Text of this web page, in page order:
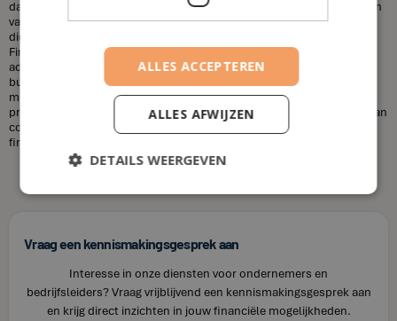
dat financieel adviseurs duur zijn. Dit is niet altijd het geval. De kosten
van een financieel adviseur kunnen variëren, afhankelijk van de
diensten die u nodig heeft en uw financiële situatie. Bij House of
Finance bieden wij betaalbare tarieven voor onze financiële
adviesdiensten, zodat u uw financiën kunt optimaliseren zonder uw
budget te overschrijden. Kortom, laat u niet misleiden door de
misvattingen over financieel adviseurs. Als u op zoek bent naar
professioneel en betrouwbaar financieel advies in Bissegem, neem dan
contact op met House of Finance. Wij staan klaar om u te helpen uw
financiële doelen te bereiken.
Vraag een kennismakingsgesprek aan
Interesse in onze diensten voor ondernemers en
bedrijfsleiders? Vraag vrijblijvend een kennismakingsgesprek aan
en krijg direct inzichten in jouw financiële mogelijkheden.
ALLES ACCEPTEREN
ALLES AFWIJZEN
DETAILS WEERGEVEN